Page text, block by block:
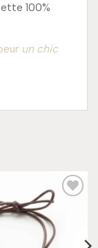
100%
un chic